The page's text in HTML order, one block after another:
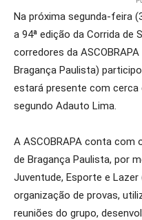
Na próxima segunda-feira
a 94ª edição da Corrida de
corredores da
Bragança Paulista)
estará presente com cerca
segundo Adauto Lima.
A ASCOBRAPA conta com
de Bragança Paulista, por
Juventude, Esporte e Lazer
organização de provas,
reuniões do grupo,